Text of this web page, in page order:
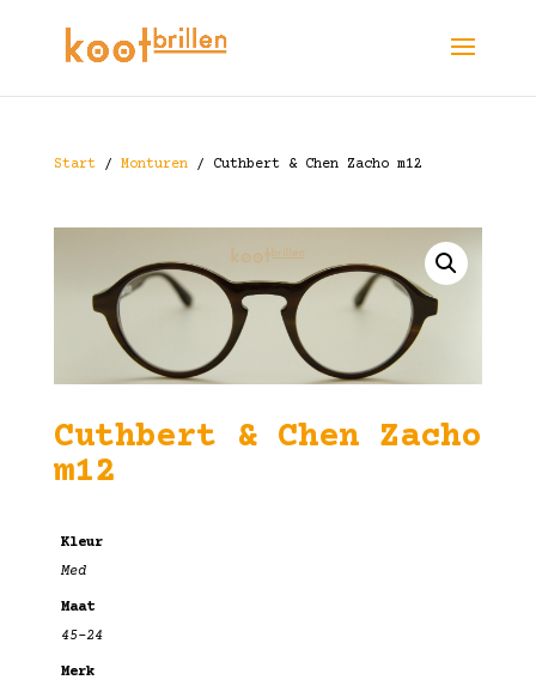
Start/ Monturen/ Cuthbert & Chen Zacho m12
Cuthbert & Chen Zacho
m12
Kleur
Med
Maat
45-24
Merk